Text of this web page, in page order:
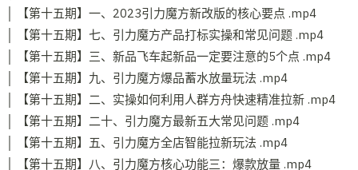
│ 【第十五期】一、2023引力魔方新改版的核心要点 .mp4
│ 【第十五期】七、引力魔方产品打标实操和常见问题 .mp4
│ 【第十五期】三、新品飞车起新品一定要注意的5个点 .mp4
│ 【第十五期】九、引力魔方爆品蓄水放量玩法 .mp4
│ 【第十五期】二、实操如何利用人群方舟快速精准拉新 .mp4
│ 【第十五期】二十、引力魔方最新五大常见问题 .mp4
│ 【第十五期】五、引力魔方全店智能拉新玩法 .mp4
│ 【第十五期】八、引力魔方核心功能三：爆款放量 .mp4